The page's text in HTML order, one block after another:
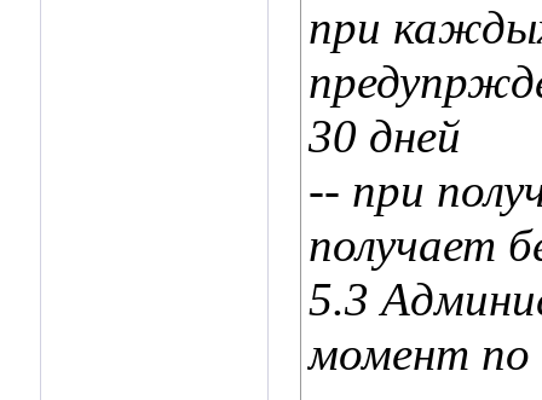
при
30 дней
-- при
получает
5.3
момент по